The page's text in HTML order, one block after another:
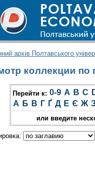
архів Полтавського
коллекции по
Перейти к: 0-9 A B C
А Б В Г Ґ Д Е Є Ж
или введите